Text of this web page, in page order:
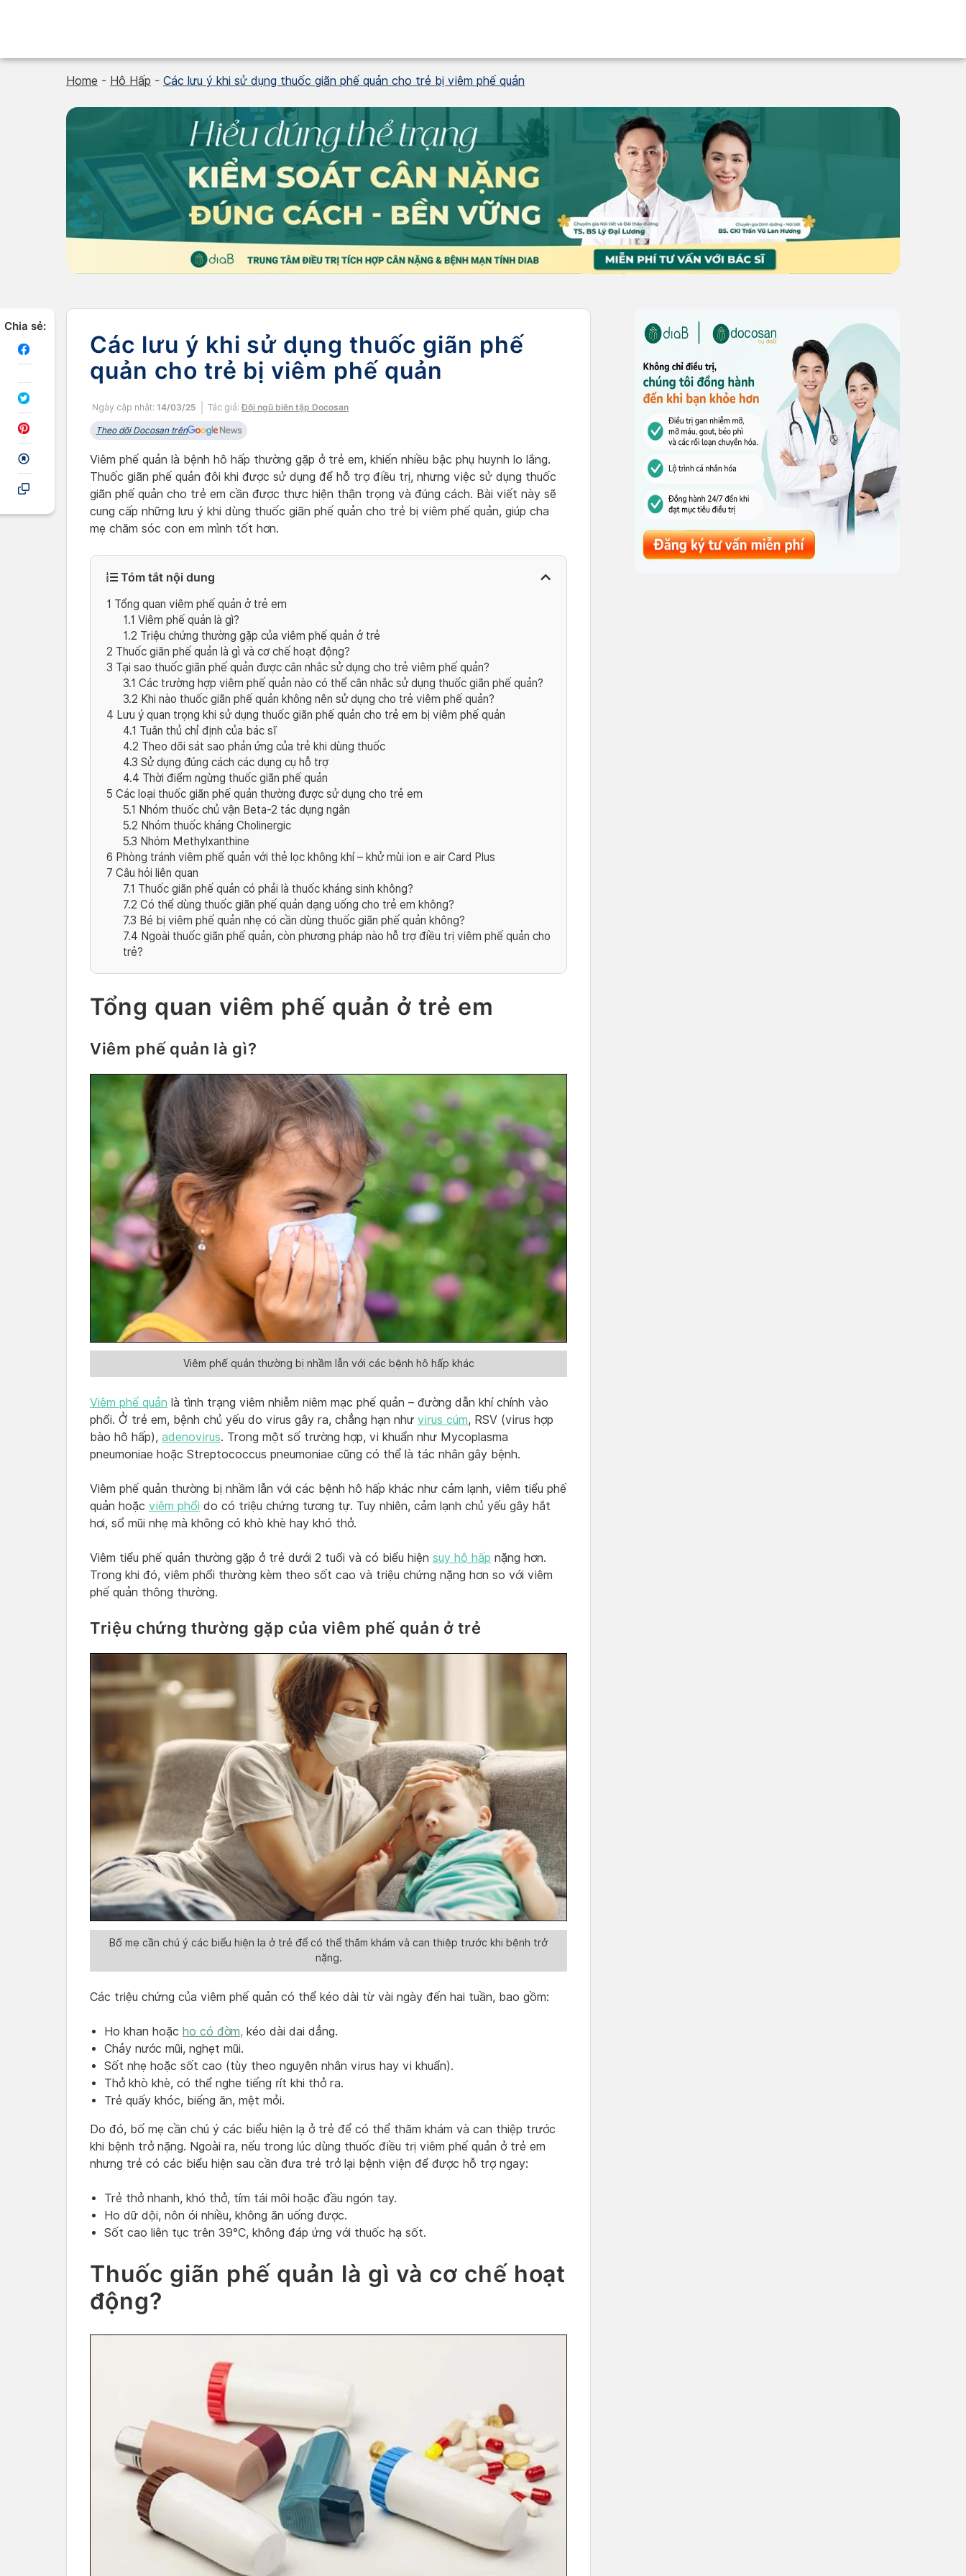
Home - Hô Hấp - Các lưu ý khi sử dụng thuốc giãn phế quản cho trẻ bị viêm phế quản
Chia sẻ:
Các lưu ý khi sử dụng thuốc giãn phế
quản cho trẻ bị viêm phế quản
Ngày cập nhật: 14/03/25 Tác giả:Đội ngũ biên tập Docosan
Theo dõi Docosan trên
Viêm phế quản là bệnh hô hấp thường gặp ở trẻ em, khiến nhiều bậc phụ huynh lo lắng.
Thuốc giãn phế quản đôi khi được sử dụng để hỗ trợ điều trị, nhưng việc sử dụng thuốc
giãn phế quản cho trẻ em cần được thực hiện thận trọng và đúng cách. Bài viết này sẽ
cung cấp những lưu ý khi dùng thuốc giãn phế quản cho trẻ bị viêm phế quản, giúp cha
mẹ chăm sóc con em mình tốt hơn.
Tóm tắt nội dung
1 Tổng quan viêm phế quản ở trẻ em
1.1 Viêm phế quản là gì?
1.2 Triệu chứng thường gặp của viêm phế quản ở trẻ
2 Thuốc giãn phế quản là gì và cơ chế hoạt động?
3 Tại sao thuốc giãn phế quản được cân nhắc sử dụng cho trẻ viêm phế quản?
3.1 Các trường hợp viêm phế quản nào có thể cân nhắc sử dụng thuốc giãn phế quản?
3.2 Khi nào thuốc giãn phế quản không nên sử dụng cho trẻ viêm phế quản?
4 Lưu ý quan trọng khi sử dụng thuốc giãn phế quản cho trẻ em bị viêm phế quản
4.1 Tuân thủ chỉ định của bác sĩ
4.2 Theo dõi sát sao phản ứng của trẻ khi dùng thuốc
4.3 Sử dụng đúng cách các dụng cụ hỗ trợ
4.4 Thời điểm ngừng thuốc giãn phế quản
5 Các loại thuốc giãn phế quản thường được sử dụng cho trẻ em
5.1 Nhóm thuốc chủ vận Beta-2 tác dụng ngắn
5.2 Nhóm thuốc kháng Cholinergic
5.3 Nhóm Methylxanthine
6 Phòng tránh viêm phế quản với thẻ lọc không khí – khử mùi ion e air Card Plus
7 Câu hỏi liên quan
7.1 Thuốc giãn phế quản có phải là thuốc kháng sinh không?
7.2 Có thể dùng thuốc giãn phế quản dạng uống cho trẻ em không?
7.3 Bé bị viêm phế quản nhẹ có cần dùng thuốc giãn phế quản không?
7.4 Ngoài thuốc giãn phế quản, còn phương pháp nào hỗ trợ điều trị viêm phế quản cho
trẻ?
Tổng quan viêm phế quản ở trẻ em
Viêm phế quản là gì?
Viêm phế quản thường bị nhầm lẫn với các bệnh hô hấp khác
Viêm phế quản là tình trạng viêm nhiễm niêm mạc phế quản – đường dẫn khí chính vào
phổi. Ở trẻ em, bệnh chủ yếu do virus gây ra, chẳng hạn như virus cúm, RSV (virus hợp
bào hô hấp), adenovirus. Trong một số trường hợp, vi khuẩn như Mycoplasma
pneumoniae hoặc Streptococcus pneumoniae cũng có thể là tác nhân gây bệnh.
Viêm phế quản thường bị nhầm lẫn với các bệnh hô hấp khác như cảm lạnh, viêm tiểu phế
quản hoặc viêm phổi do có triệu chứng tương tự. Tuy nhiên, cảm lạnh chủ yếu gây hắt
hơi, sổ mũi nhẹ mà không có khò khè hay khó thở.
Viêm tiểu phế quản thường gặp ở trẻ dưới 2 tuổi và có biểu hiện suy hô hấp nặng hơn.
Trong khi đó, viêm phổi thường kèm theo sốt cao và triệu chứng nặng hơn so với viêm
phế quản thông thường.
Triệu chứng thường gặp của viêm phế quản ở trẻ
Bố mẹ cần chú ý các biểu hiện lạ ở trẻ để có thể thăm khám và can thiệp trước khi bệnh trở
nặng.
Các triệu chứng của viêm phế quản có thể kéo dài từ vài ngày đến hai tuần, bao gồm:
Ho khan hoặc ho có đờm, kéo dài dai dẳng.
Chảy nước mũi, nghẹt mũi.
Sốt nhẹ hoặc sốt cao (tùy theo nguyên nhân virus hay vi khuẩn).
Thở khò khè, có thể nghe tiếng rít khi thở ra.
Trẻ quấy khóc, biếng ăn, mệt mỏi.
Do đó, bố mẹ cần chú ý các biểu hiện lạ ở trẻ để có thể thăm khám và can thiệp trước
khi bệnh trở nặng. Ngoài ra, nếu trong lúc dùng thuốc điều trị viêm phế quản ở trẻ em
nhưng trẻ có các biểu hiện sau cần đưa trẻ trở lại bệnh viện để được hỗ trợ ngay:
Trẻ thở nhanh, khó thở, tím tái môi hoặc đầu ngón tay.
Ho dữ dội, nôn ói nhiều, không ăn uống được.
Sốt cao liên tục trên 39°C, không đáp ứng với thuốc hạ sốt.
Thuốc giãn phế quản là gì và cơ chế hoạt
động?